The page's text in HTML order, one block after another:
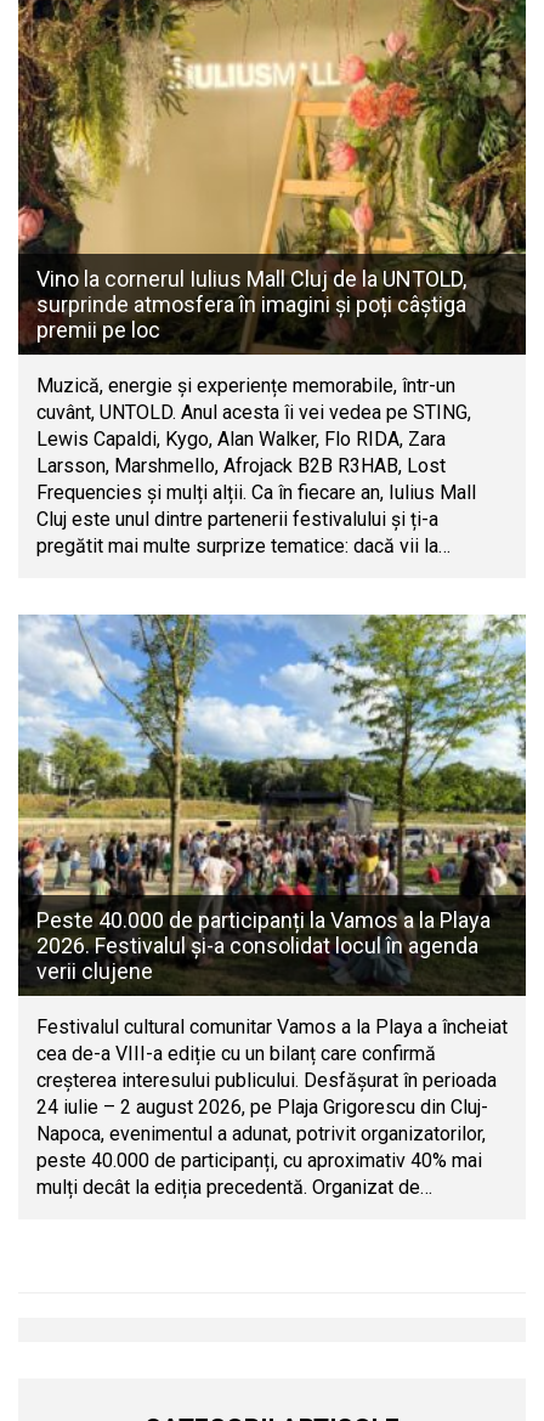
Vino la cornerul Iulius Mall Cluj de la UNTOLD,
surprinde atmosfera în imagini și poți câștiga
premii pe loc
Muzică, energie și experiențe memorabile, într-un
cuvânt, UNTOLD. Anul acesta îi vei vedea pe STING,
Lewis Capaldi, Kygo, Alan Walker, Flo RIDA, Zara
Larsson, Marshmello, Afrojack B2B R3HAB, Lost
Frequencies și mulți alții. Ca în fiecare an, Iulius Mall
Cluj este unul dintre partenerii festivalului și ți-a
pregătit mai multe surprize tematice: dacă vii la…
Peste 40.000 de participanți la Vamos a la Playa
2026. Festivalul și-a consolidat locul în agenda
verii clujene
Festivalul cultural comunitar Vamos a la Playa a încheiat
cea de-a VIII-a ediție cu un bilanț care confirmă
creșterea interesului publicului. Desfășurat în perioada
24 iulie – 2 august 2026, pe Plaja Grigorescu din Cluj-
Napoca, evenimentul a adunat, potrivit organizatorilor,
peste 40.000 de participanți, cu aproximativ 40% mai
mulți decât la ediția precedentă. Organizat de…